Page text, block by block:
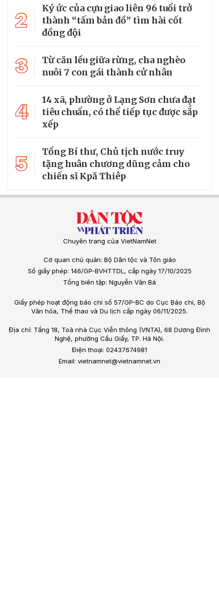
2
Ký ức của cựu giao liên 96 tuổi trở
thành “tấm bản đồ” tìm hài cốt
đồng đội
3
Từ căn lều giữa rừng, cha nghèo
nuôi 7 con gái thành cử nhân
4
14 xã, phường ở Lạng Sơn chưa đạt
tiêu chuẩn, có thể tiếp tục được sắp
xếp
5
Tổng Bí thư, Chủ tịch nước truy
tặng huân chương dũng cảm cho
chiến sĩ Kpă Thiêp
Chuyên trang của VietNamNet
Cơ quan chủ quản: Bộ Dân tộc và Tôn giáo
Số giấy phép: 146/GP-BVHTTDL, cấp ngày 17/10/2025
Tổng biên tập: Nguyễn Văn Bá
Giấy phép hoạt động báo chí số 57/GP-BC do Cục Báo chí, Bộ
Văn hóa, Thể thao và Du lịch cấp ngày 06/11/2025.
Địa chỉ: Tầng 18, Toà nhà Cục Viễn thông (VNTA), 68 Dương Đình
Nghệ, phường Cầu Giấy, TP. Hà Nội.
Điện thoại: 02437674981
Email: vietnamnet@vietnamnet.vn